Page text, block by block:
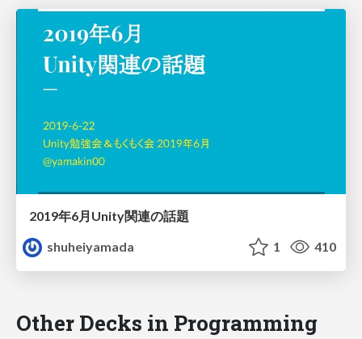
2019年6月Unity関連の話題
shuheiyamada
1 410
Other Decks in Programming